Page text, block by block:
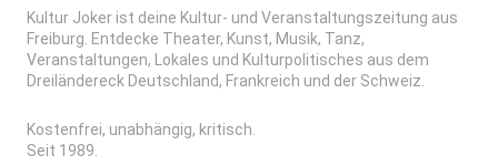
Kultur Joker ist deine Kultur- und Veranstaltungszeitung aus
Freiburg. Entdecke Theater, Kunst, Musik, Tanz,
Veranstaltungen, Lokales und Kulturpolitisches aus dem
Dreiländereck Deutschland, Frankreich und der Schweiz.
Kostenfrei, unabhängig, kritisch.
Seit 1989.